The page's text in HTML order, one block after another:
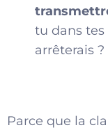
tu dans tes
arrêterais
Parce que la